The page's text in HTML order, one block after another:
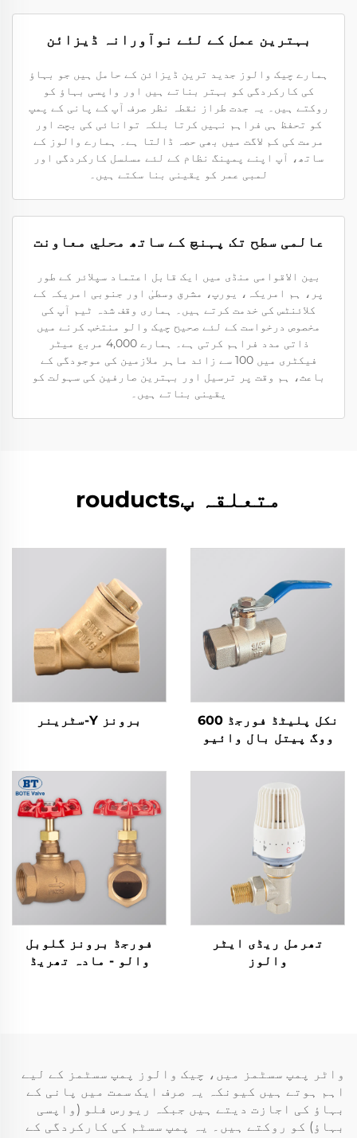
بہترین عمل کے لئے نوآورانہ ڈیزائن
ہمارے چیک والوز جدید ترین ڈیزائن کے حامل ہیں جو بہاؤ
کی کارکردگی کو بہتر بناتے ہیں اور واپسی بہاؤ کو
روکتے ہیں۔ یہ جدت طراز نقطہ نظر صرف آپ کے پانی کے پمپ
کو تحفظ ہی فراہم نہیں کرتا بلکہ توانائی کی بچت اور
مرمت کی کم لاگت میں بھی حصہ ڈالتا ہے۔ ہمارے والوز کے
ساتھ، آپ اپنے پمپنگ نظام کے لئے مسلسل کارکردگی اور
لمبی عمر کو یقینی بنا سکتے ہیں۔
عالمی سطح تک پہنچ کے ساتھ محلي معاونت
بین الاقوامی منڈی میں ایک قابل اعتماد سپلائر کے طور
پر، ہم امریکہ، یورپ، مشرق وسطیٰ اور جنوبی امریکہ کے
کلائنٹس کی خدمت کرتے ہیں۔ ہماری وقف شدہ ٹیم آپ کی
مخصوص درخواست کے لئے صحیح چیک والو منتخب کرنے میں
ذاتی مدد فراہم کرتی ہے۔ ہمارے 4,000 مربع میٹر
فیکٹری میں 100 سے زائد ماہر ملازمین کی موجودگی کے
باعث، ہم وقت پر ترسیل اور بہترین صارفین کی سہولت کو
یقینی بناتے ہیں۔
متعلقہ پrouducts
نکل پلیٹڈ فورجڈ 600
ووگ پیتل بال وائیو
برونز Y-سٹرینر
تھرمل ریڈی ایٹر
والوز
فورجڈ برونز گلوبل
والو - مادہ تھریڈ
واٹر پمپ سسٹمز میں، چیک والوز پمپ سسٹمز کے لیے
اہم ہوتے ہیں کیونکہ یہ صرف ایک سمت میں پانی کے
بہاؤ کی اجازت دیتے ہیں جبکہ ریورس فلو (واپسی
بہاؤ) کو روکتے ہیں۔ یہ پمپ سسٹم کی کارکردگی کے